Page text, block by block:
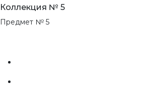
Коллекция № 5
Предмет № 5